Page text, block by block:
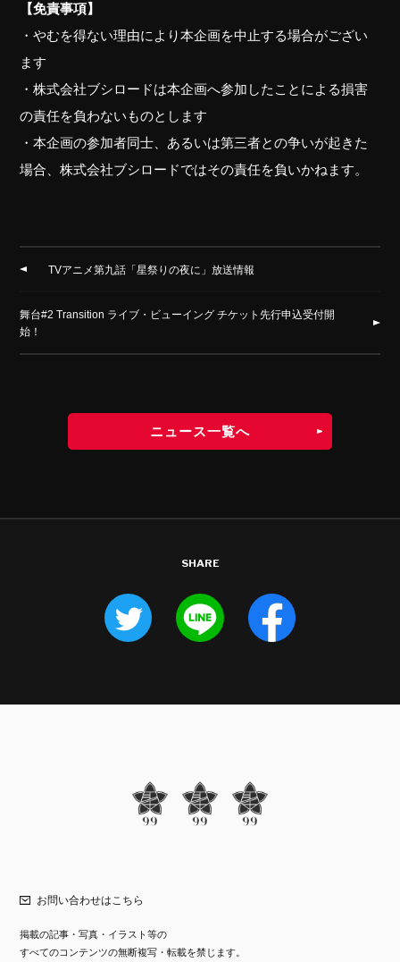
【免責事項】
・やむを得ない理由により本企画を中止する場合がござい
ます
・株式会社ブシロードは本企画へ参加したことによる損害
の責任を負わないものとします
・本企画の参加者同士、あるいは第三者との争いが起きた
場合、株式会社ブシロードではその責任を負いかねます。
TVアニメ第九話「星祭りの夜に」放送情報
舞台#2 Transition ライブ・ビューイング チケット先行申込受付開
始！
ニュース一覧へ
SHARE
お問い合わせはこちら
掲載の記事・写真・イラスト等の
すべてのコンテンツの無断複写・転載を禁じます。